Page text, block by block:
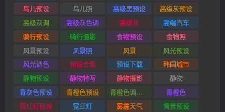
鸟儿预设
鸟儿照 高级黑预设
高级灰预设
高级灰调
高级灰色调 高级灰
高端汽车
骑行预设
骑行摄影 食物预设
食物照
风景预设
风景照 风景
风光预设
风光调色
预设合集 预设下载
韩国城市
静物预设
静物特写 静物摄影
静物
青灰色预设
青橙色预设 青橙色调预设
青橙色
霓虹灯预设
霓虹灯 雾霾天气 雪景预设